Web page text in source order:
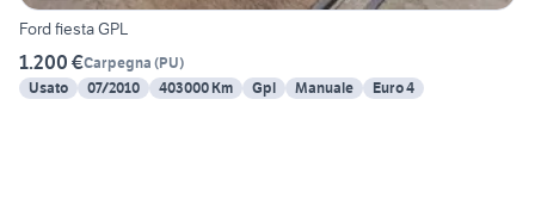
Ford fiesta GPL
1.200 €Carpegna (PU)
Usato
07/2010 403000 Km Gpl Manuale Euro 4